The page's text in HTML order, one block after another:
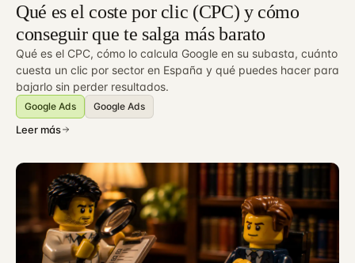
Qué es el coste por clic (CPC) y cómo
conseguir que te salga más barato
Qué es el CPC, cómo lo calcula Google en su subasta, cuánto
cuesta un clic por sector en España y qué puedes hacer para
bajarlo sin perder resultados.
Google Ads Google Ads
Leer más